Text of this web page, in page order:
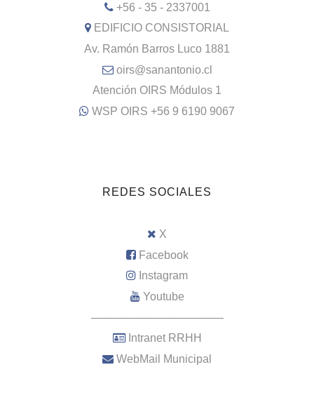
+56 - 35 - 2337001
EDIFICIO CONSISTORIAL
Av. Ramón Barros Luco 1881
oirs@sanantonio.cl
Atención OIRS Módulos 1
WSP OIRS +56 9 6190 9067
REDES SOCIALES
X
Facebook
Instagram
Youtube
–––––––––––––––––––––
Intranet RRHH
WebMail Municipal